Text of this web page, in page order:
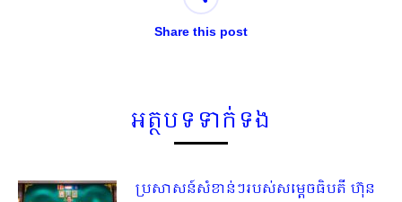
Share this post
អត្ថបទទាក់ទង
ប្រសាសន៍សំខាន់ៗរបស់សម្តេចធិបតី ហ៊ុន